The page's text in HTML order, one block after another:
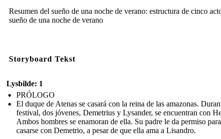
Resumen del sueño de una noche de verano: estructura de cinco
sueño de una noche de verano
Storyboard Tekst
Lysbilde: 1
PRÓLOGO
El duque de Atenas se casará con la reina de las amazonas.
festival, dos jóvenes, Demetrius y Lysander, se encuentran con
Ambos hombres se enamoran de ella. Su padre le da permiso para
casarse con Demetrio, a pesar de que ella ama a Lisandro.